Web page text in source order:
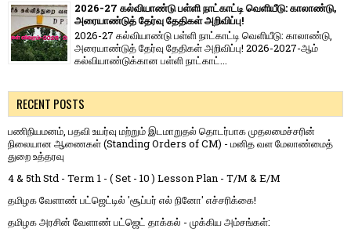
2026-27 கல்வியாண்டு பள்ளி நாட்காட்டி வெளியீடு: காலாண்டு,
அரையாண்டுத் தேர்வு தேதிகள் அறிவிப்பு!
2026-27 கல்வியாண்டு பள்ளி நாட்காட்டி வெளியீடு: காலாண்டு,
அரையாண்டுத் தேர்வு தேதிகள் அறிவிப்பு! 2026-2027-ஆம்
கல்வியாண்டுக்கான பள்ளி நாட்காட்...
RECENT POSTS
பணிநியமனம், பதவி உயர்வு மற்றும் இடமாறுதல் தொடர்பாக முதலமைச்சரின்
நிலையான ஆணைகள் (Standing Orders of CM) - மனித வள மேலாண்மைத்
துறை உத்தரவு
4 & 5th Std - Term 1 - ( Set - 10 ) Lesson Plan - T/M & E/M
தமிழக வேளாண் பட்ஜெட்டில் 'சூப்பர் எல் நினோ' எச்சரிக்கை!
தமிழக அரசின் வேளாண் பட்ஜெட் தாக்கல் - முக்கிய அம்சங்கள்: